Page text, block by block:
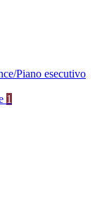
Piano esecutivo
1